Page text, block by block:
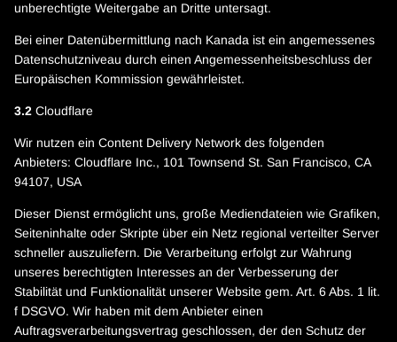
unberechtigte Weitergabe an Dritte untersagt.
Bei einer Datenübermittlung nach Kanada ist ein angemessenes
Datenschutzniveau durch einen Angemessenheitsbeschluss der
Europäischen Kommission gewährleistet.
3.2 Cloudflare
Wir nutzen ein Content Delivery Network des folgenden
Anbieters: Cloudflare Inc., 101 Townsend St. San Francisco, CA
94107, USA
Dieser Dienst ermöglicht uns, große Mediendateien wie Grafiken,
Seiteninhalte oder Skripte über ein Netz regional verteilter Server
schneller auszuliefern. Die Verarbeitung erfolgt zur Wahrung
unseres berechtigten Interesses an der Verbesserung der
Stabilität und Funktionalität unserer Website gem. Art. 6 Abs. 1 lit.
f DSGVO. Wir haben mit dem Anbieter einen
Auftragsverarbeitungsvertrag geschlossen, der den Schutz der